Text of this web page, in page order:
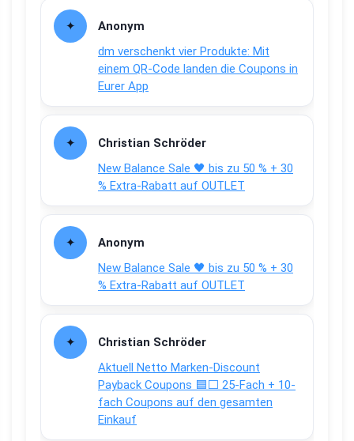
Anonym
dm verschenkt vier Produkte: Mit
einem QR-Code landen die Coupons in
Eurer App
Christian Schröder
New Balance Sale 🖤 bis zu 50 % + 30
% Extra-Rabatt auf OUTLET
Anonym
New Balance Sale 🖤 bis zu 50 % + 30
% Extra-Rabatt auf OUTLET
Christian Schröder
Aktuell Netto Marken-Discount
Payback Coupons 🟦⬜ 25-Fach + 10-
fach Coupons auf den gesamten
Einkauf